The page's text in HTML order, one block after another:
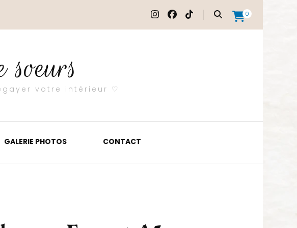
0
votre intérieur ♡
GALERIE PHOTOS CONTACT